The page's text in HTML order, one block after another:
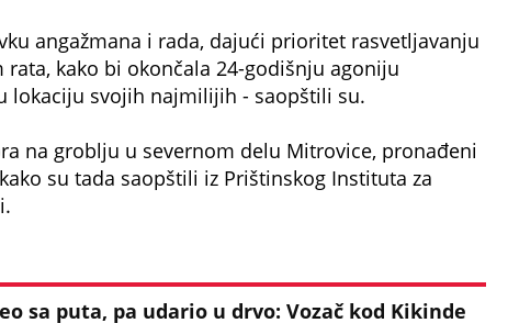
angažmana i rada, dajući prioritet rasvetljavanju
kako bi okončala 24-godišnju agoniju
lokaciju svojih najmilijih - saopštili su.
na groblju u severnom delu Mitrovice, pronađeni
su tada saopštili iz Prištinskog Instituta za
sa puta, pa udario u drvo: Vozač kod Kikinde